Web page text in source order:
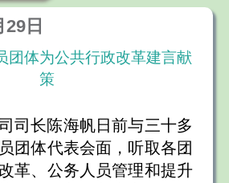
日
团体为公共行政改革建言献
策
司长陈海帆日前与三十多
团体代表会面，听取各团
革、公务人员管理和提升